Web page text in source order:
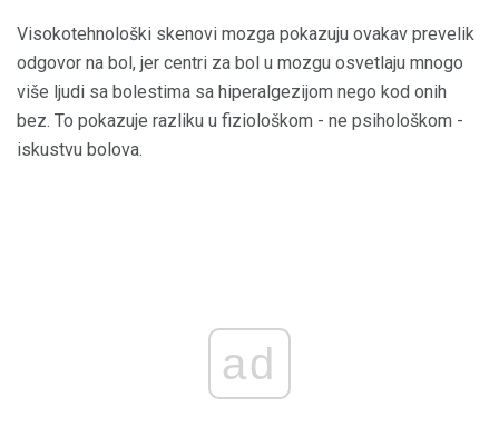
Visokotehnološki skenovi mozga pokazuju ovakav prevelik
odgovor na bol, jer centri za bol u mozgu osvetlaju mnogo
više ljudi sa bolestima sa hiperalgezijom nego kod onih
bez. To pokazuje razliku u fiziološkom - ne psihološkom -
iskustvu bolova.
ad